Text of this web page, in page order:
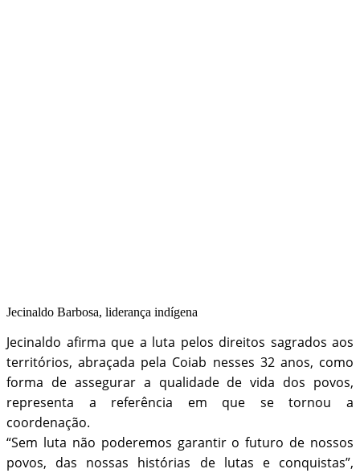
Jecinaldo Barbosa, liderança indígena
Jecinaldo afirma que a luta pelos direitos sagrados aos
territórios, abraçada pela Coiab nesses 32 anos, como
forma de assegurar a qualidade de vida dos povos,
representa a referência em que se tornou a
coordenação.
“Sem luta não poderemos garantir o futuro de nossos
povos, das nossas histórias de lutas e conquistas”,